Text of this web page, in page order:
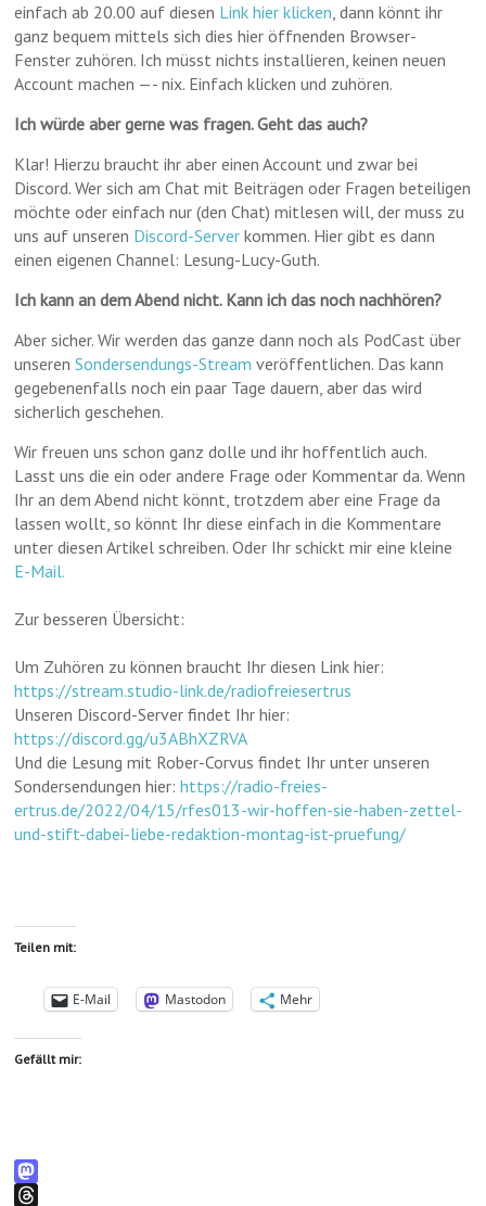
einfach ab 20.00 auf diesen Link hier klicken, dann könnt ihr
ganz bequem mittels sich dies hier öffnenden Browser-
Fenster zuhören. Ich müsst nichts installieren, keinen neuen
Account machen —- nix. Einfach klicken und zuhören.
Ich würde aber gerne was fragen. Geht das auch?
Klar! Hierzu braucht ihr aber einen Account und zwar bei
Discord. Wer sich am Chat mit Beiträgen oder Fragen beteiligen
möchte oder einfach nur (den Chat) mitlesen will, der muss zu
uns auf unseren Discord-Server kommen. Hier gibt es dann
einen eigenen Channel: Lesung-Lucy-Guth.
Ich kann an dem Abend nicht. Kann ich das noch nachhören?
Aber sicher. Wir werden das ganze dann noch als PodCast über
unserenSondersendungs-Stream veröffentlichen. Das kann
gegebenenfalls noch ein paar Tage dauern, aber das wird
sicherlich geschehen.
Wir freuen uns schon ganz dolle und ihr hoffentlich auch.
Lasst uns die ein oder andere Frage oder Kommentar da. Wenn
Ihr an dem Abend nicht könnt, trotzdem aber eine Frage da
lassen wollt, so könnt Ihr diese einfach in die Kommentare
unter diesen Artikel schreiben. Oder Ihr schickt mir eine kleine
E-Mail.
Zur besseren Übersicht:
Um Zuhören zu können braucht Ihr diesen Link hier:
https://stream.studio-link.de/radiofreiesertrus
Unseren Discord-Server findet Ihr hier:
https://discord.gg/u3ABhXZRVA
Und die Lesung mit Rober-Corvus findet Ihr unter unseren
Sondersendungen hier:https://radio-freies-
ertrus.de/2022/04/15/rfes013-wir-hoffen-sie-haben-zettel-
und-stift-dabei-liebe-redaktion-montag-ist-pruefung/
Teilen mit:
E-Mail Mastodon Mehr
Gefällt mir:
M